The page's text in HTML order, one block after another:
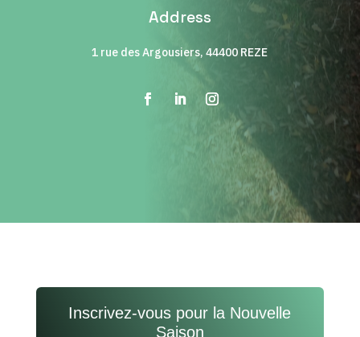
Address
1 rue des Argousiers, 44400 REZE
Inscrivez-vous pour la Nouvelle
Saison